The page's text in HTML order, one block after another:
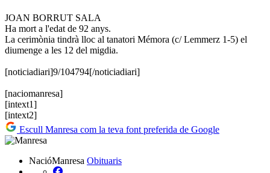
JOAN BORRUT SALA
Ha mort a l'edat de 92 anys.
La cerimònia tindrà lloc al tanatori Mémora (c/ Lemmerz 1-5) el
diumenge a les 12 del migdia.
[noticiadiari]9/104794[/noticiadiari]
[naciomanresa]
[intext1]
[intext2]
Escull Manresa com la teva font preferida de Google
NacióManresa Obituaris